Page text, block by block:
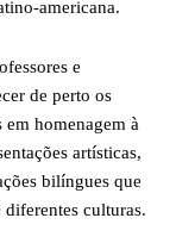
americana.
e
de perto os
homenagem à
artísticas,
bilíngues que
culturas.